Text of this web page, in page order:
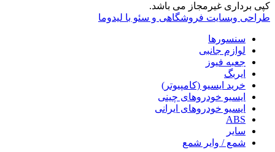
کپی برداری غیرمجاز می باشد.
طراحی وبسایت فروشگاهی و سئو با لیدوما
سنسورها
لوازم جانبی
جعبه فیوز
ایربگ
خرید ایسیو (کامپیوتر)
ایسیو خودروهای چینی
ایسیو خودروهای ایرانی
ABS
سایر
شمع / وایر شمع